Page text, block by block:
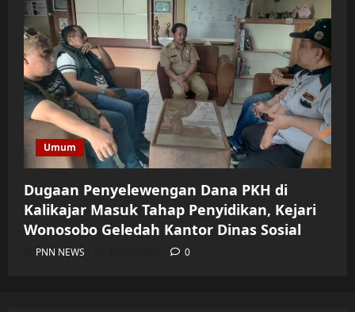
Umum
Dugaan Penyelewengan Dana PKH di
Kalikajar Masuk Tahap Penyidikan, Kejari
Wonosobo Geledah Kantor Dinas Sosial
PNN NEWS 0